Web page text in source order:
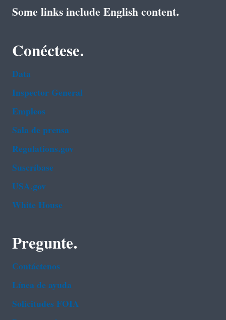
Some links include English content.
Conéctese.
Data
Inspector General
Empleos
Sala de prensa
Regulations.gov
Suscríbase
USA.gov
White House
Pregunte.
Contáctenos
Línea de ayuda
Solicitudes FOIA